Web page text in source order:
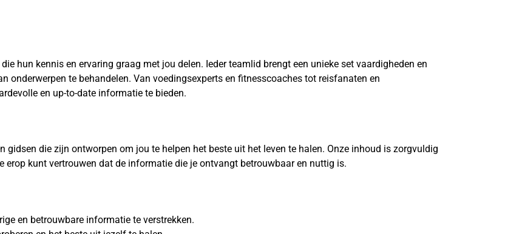
hun kennis en ervaring graag met jou delen. Ieder teamlid brengt een unieke set vaardigheden en
onderwerpen te behandelen. Van voedingsexperts en fitnesscoaches tot reisfanaten en
en up-to-date informatie te bieden.
gidsen die zijn ontworpen om jou te helpen het beste uit het leven te halen. Onze inhoud is zorgvuldig
erop kunt vertrouwen dat de informatie die je ontvangt betrouwbaar en nuttig is.
en betrouwbare informatie te verstrekken.